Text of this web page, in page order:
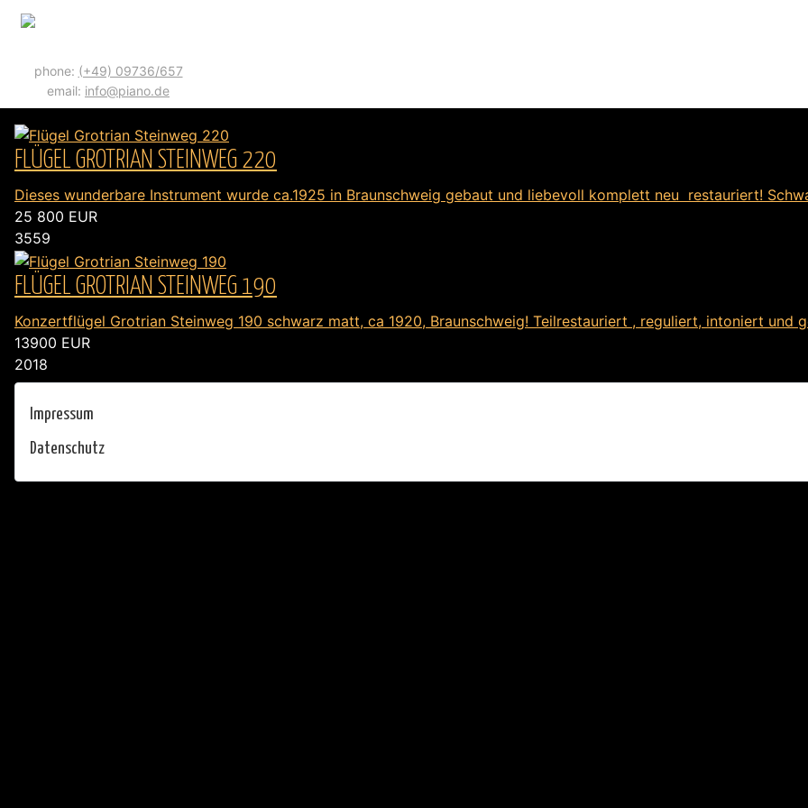
phone: (+49) 09736/657
email: info@piano.de
FLÜGEL GROTRIAN STEINWEG 220
Dieses wunderbare Instrument wurde ca.1925 in Braunschweig gebaut und liebevoll komplett neu restauriert!
25 800 EUR
3559
FLÜGEL GROTRIAN STEINWEG 190
Konzertflügel Grotrian Steinweg 190 schwarz matt, ca 1920, Braunschweig! Teilrestauriert , reguliert, intoniert und
13900 EUR
2018
Impressum
Datenschutz